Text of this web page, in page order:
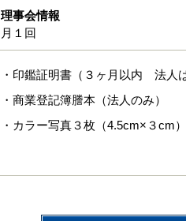
理事会情報
月１回
・印鑑証明書（３ヶ月以内 法人
・商業登記簿謄本（法人のみ）
・カラー写真３枚（4.5cm×３cm）